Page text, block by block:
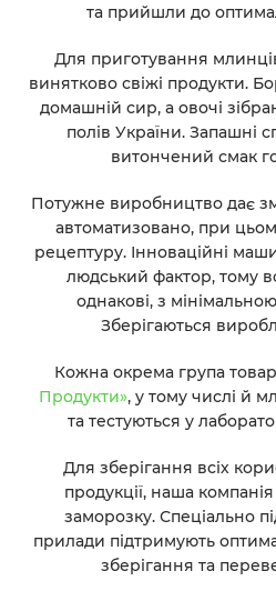
та прийшли до
Для приготування
винятково свіжі продукти.
домашній сир, а овочі
полів України. Запашні
витончений смак
Потужне виробництво дає
автоматизовано, при
рецептуру. Інноваційні
людський фактор, тому
однакові, з
Зберігаються
Кожна окрема група
Продукти», у тому числі й
та тестуються у
Для зберігання всіх
продукції, наша
заморозку. Спеціально
прилади підтримують
зберігання та